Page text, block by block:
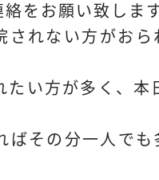
をお願い致します
れない方がお
い方が多く、本
その分一人で